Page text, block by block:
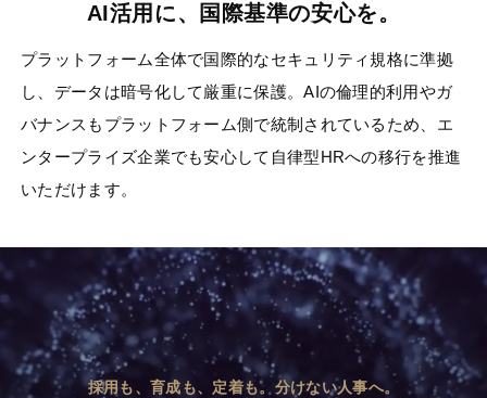
AI活用に、国際基準の安心を。
プラットフォーム全体で国際的なセキュリティ規格に準拠
し、データは暗号化して厳重に保護。AIの倫理的利用やガ
バナンスもプラットフォーム側で統制されているため、エ
ンタープライズ企業でも安心して自律型HRへの移行を推進
いただけます。
採用も、育成も、定着も。分けない人事へ。